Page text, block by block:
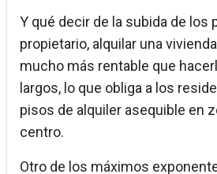
Y qué decir de la subida de los
propietario, alquilar una
mucho más rentable que
largos, lo que obliga a los
pisos de alquiler asequible en
centro.
Otro de los máximos